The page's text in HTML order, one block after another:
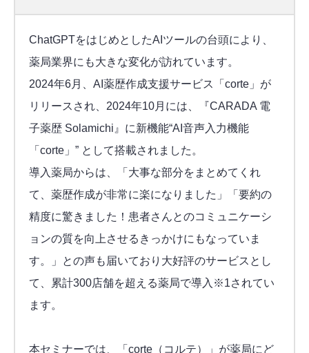
ChatGPTをはじめとしたAIツールの台頭により、
薬局業界にも大きな変化が訪れています。
2024年6月、AI薬歴作成支援サービス「corte」が
リリースされ、2024年10月には、『CARADA 電
子薬歴 Solamichi』に新機能“AI音声入力機能
「corte」” として搭載されました。
導入薬局からは、「大事な部分をまとめてくれ
て、薬歴作成が非常に楽になりました」「要約の
精度に驚きました！患者さんとのコミュニケーシ
ョンの質を向上させるきっかけにもなっていま
す。」との声も届いており大好評のサービスとし
て、累計300店舗を超える薬局で導入※1されてい
ます。
本セミナーでは、「corte（コルテ）」が薬局にど